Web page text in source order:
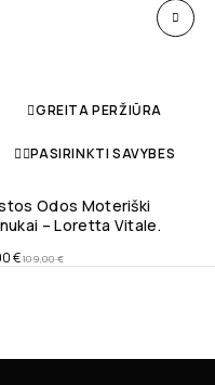
GREITA PERŽIŪRA
PASIRINKTI SAVYBES
Odos Moteriški
– Loretta Vitale.
109,00€
€